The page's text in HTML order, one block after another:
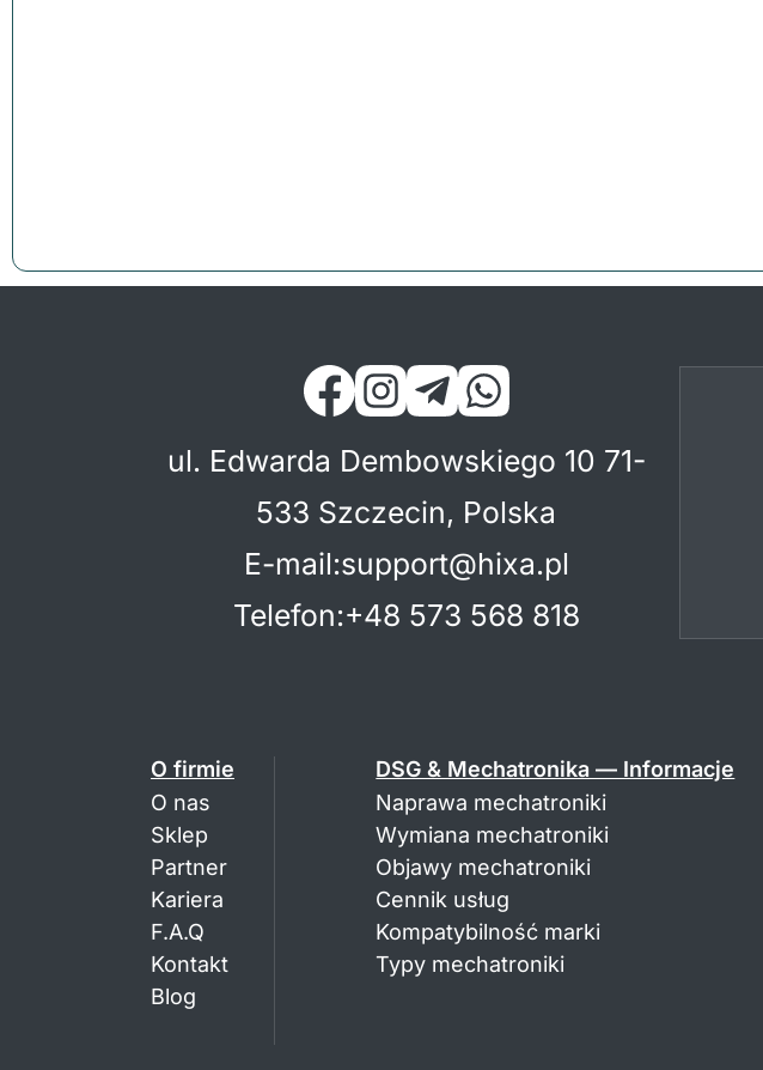
ul. Edwarda Dembowskiego 10 71-
533 Szczecin, Polska
E-mail:support@hixa.pl
Telefon:+48 573 568 818
O firmie
O nas
Sklep
Partner
Kariera
F.A.Q
Kontakt
Blog
DSG & Mechatronika — Informacje
Naprawa mechatroniki
Wymiana mechatroniki
Objawy mechatroniki
Cennik usług
Kompatybilność marki
Typy mechatroniki